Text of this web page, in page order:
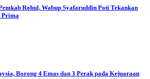
Rohul, Wabup Syafaruddin Poti Tekankan
Prima
Borong 4 Emas dan 3 Perak pada Kejuaraan